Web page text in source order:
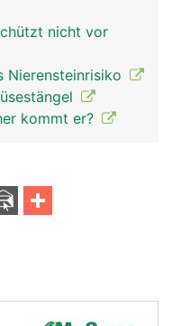
nicht vor
Nierensteinrisiko
kommt er?